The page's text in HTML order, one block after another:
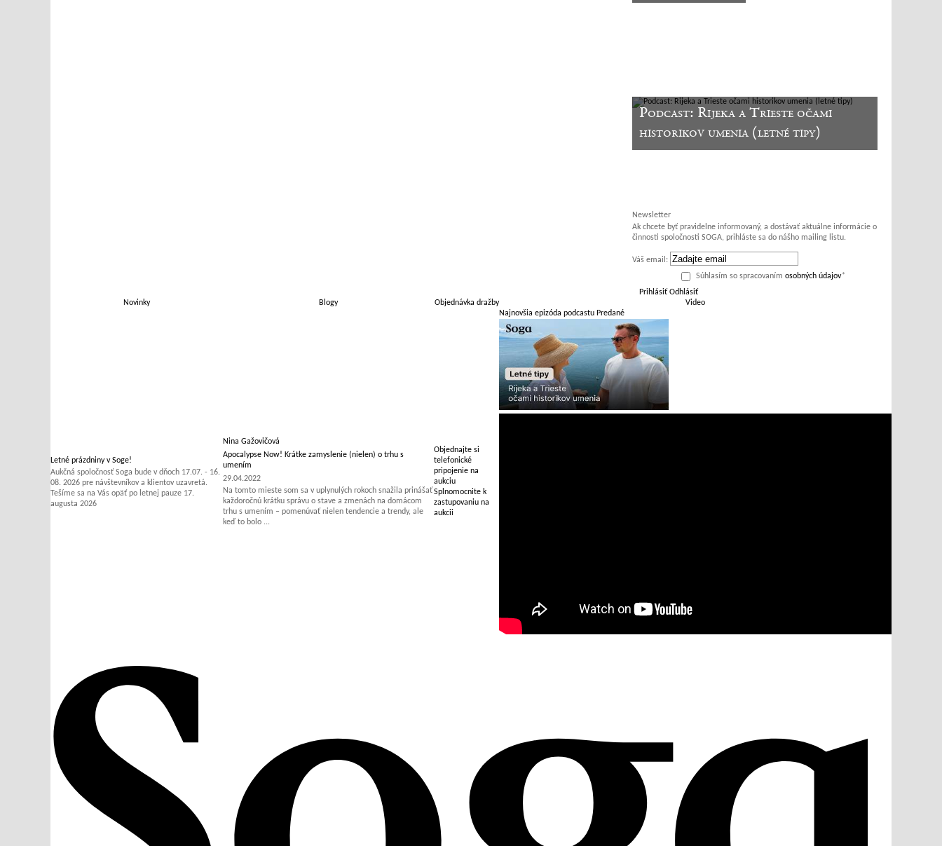
Podcast: Rijeka a Trieste očami
historikov umenia (letné tipy)
Newsletter
Ak chcete byť pravidelne informovaný, a dostávať aktuálne informácie o
činnosti spoločnosti SOGA, prihláste sa do nášho mailing listu.
Váš email:
Súhlasím so spracovaním osobných údajov*
Prihlásiť Odhlásiť
Novinky
Blogy Objednávka dražby Video
Letné prázdniny v Soge!
Aukčná spoločnosť Soga bude v dňoch 17.07. - 16.
08. 2026 pre návštevníkov a klientov uzavretá.
Tešíme sa na Vás opäť po letnej pauze 17.
augusta 2026
Nina Gažovičová
Apocalypse Now! Krátke zamyslenie (nielen) o trhu s
umením
29.04.2022
Na tomto mieste som sa v uplynulých rokoch snažila prinášať
každoročnú krátku správu o stave a zmenách na domácom
trhu s umením – pomenúvať nielen tendencie a trendy, ale
keď to bolo ...
Objednajte si
telefonické
pripojenie na
aukciu
Splnomocnite k
zastupovaniu na
aukcii
Najnovšia epizóda podcastu Predané